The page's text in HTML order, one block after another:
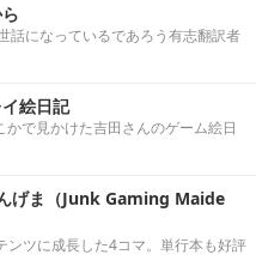
話になっているであろう有志翻訳者
絵日記
かで見かけた吉田さんのゲーム絵日
げま（Junk Gaming Maide
ツに成長した4コマ。単行本も好評